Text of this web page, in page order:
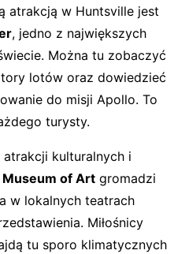
atrakcją w Huntsville jest
, jedno z największych
Można tu zobaczyć
lotów oraz dowiedzieć
do misji Apollo. To
turysty.
kulturalnych i
of Art gromadzi
w lokalnych teatrach
Miłośnicy
tu sporo klimatycznych